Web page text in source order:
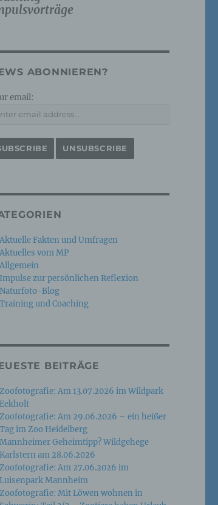
ABONNIEREN?
email:
Aktuelle Fakten und Umfragen
Aktuelles vom MP
Allgemein
Impulse zur persönlichen Reflexion
Naturfoto-Blog
Training und Coaching
BEITRÄGE
Zoofotografie: Am 13.07.2026 im Wildpark
Eekholt
Zoofotografie: Am 29.06.2026 – ein heißer
Tag im Zoo Heidelberg
Mannheimer Geheimtipp? Wildgehege
Karlstern am 28.06.2026
Zoofotografie: Am 27.06.2026 im
Luisenpark Mannheim
Zoofotografie: Mit Löwen wohnen in